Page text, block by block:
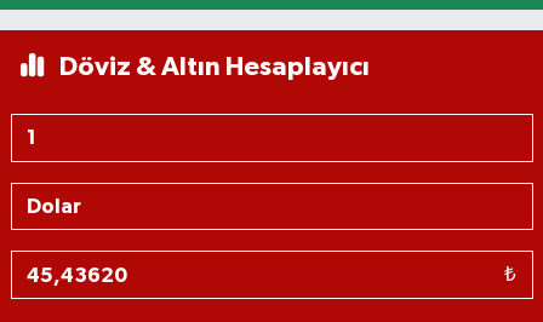
Döviz & Altın Hesaplayıcı
₺